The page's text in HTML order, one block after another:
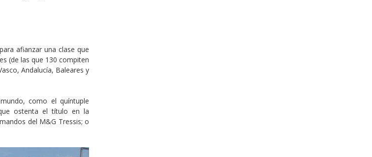
afianzar una clase que
(de las que 130 compiten
Andalucía, Baleares y
como el quíntuple
ostenta el título en la
del M&G Tressis; o